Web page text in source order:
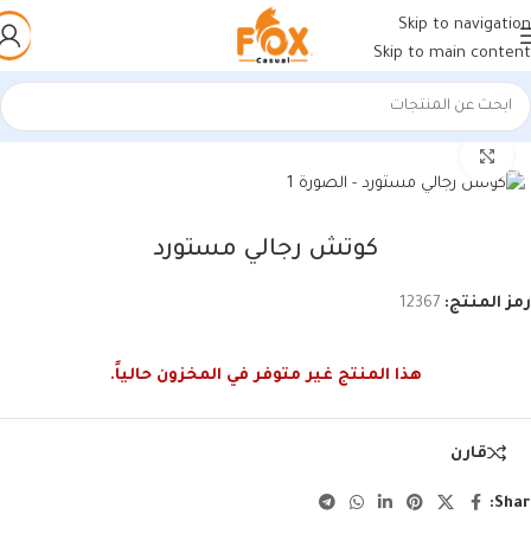
Skip to navigation
Skip to main content
الرئيسية/أحذية رجالي/كوتشي رجالي
كوتش رجالي مستورد
رمز المنتج: 12367
هذا المنتج غير متوفر في المخزون حالياً.
قارن